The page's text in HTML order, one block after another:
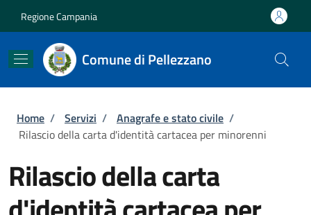
Regione Campania
Comune di Pellezzano
Briciole di pane
Home / Servizi / Anagrafe e stato civile /
Rilascio della carta d'identità cartacea per minorenni
Rilascio della carta